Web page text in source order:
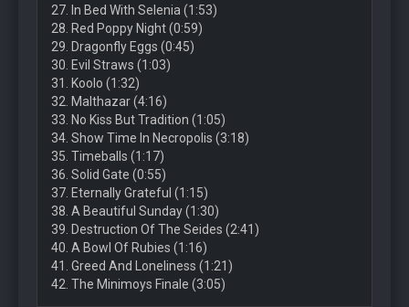
27. In Bed With Selenia (1:53)
28. Red Poppy Night (0:59)
29. Dragonfly Eggs (0:45)
30. Evil Straws (1:03)
31. Koolo (1:32)
32. Malthazar (4:16)
33. No Kiss But Tradition (1:05)
34. Show Time In Necropolis (3:18)
35. Timeballs (1:17)
36. Solid Gate (0:55)
37. Eternally Grateful (1:15)
38. A Beautiful Sunday (1:30)
39. Destruction Of The Seides (2:41)
40. A Bowl Of Rubies (1:16)
41. Greed And Loneliness (1:21)
42. The Minimoys Finale (3:05)